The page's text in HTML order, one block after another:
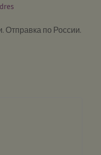
Отправка по России.